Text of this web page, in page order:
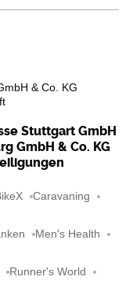
& Co. KG
Stuttgart GmbH
GmbH & Co. KG
Caravaning
Men's Health
Runner's World